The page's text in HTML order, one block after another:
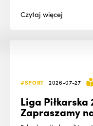
Czytajwięcej
#SPORT 2026-07-27
Liga
Zapraszamy